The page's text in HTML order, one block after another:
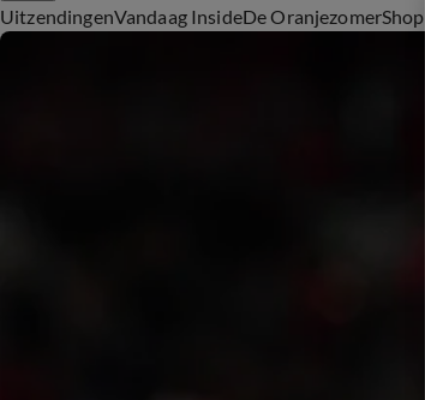
UitzendingenVandaag InsideDe OranjezomerShop